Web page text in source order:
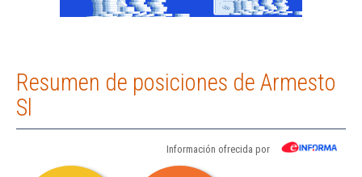
Resumen de posiciones de Armesto
Sl
Información ofrecida por